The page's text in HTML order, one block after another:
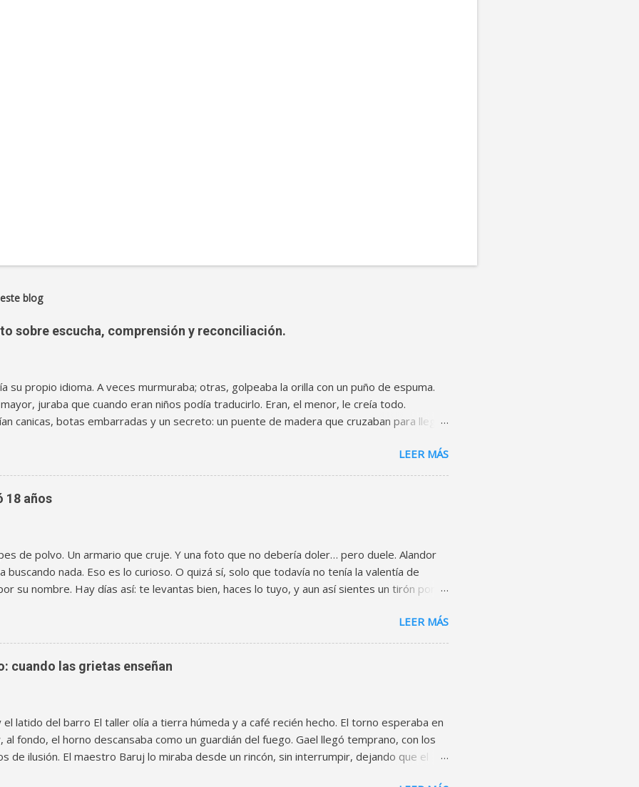
blog
sobre escucha, comprensión y reconciliación.
su propio idioma. A veces murmuraba; otras, golpeaba la orilla con un puño de espuma.
juraba que cuando eran niños podía traducirlo. Eran, el menor, le creía todo.
canicas, botas embarradas y un secreto: un puente de madera que cruzaban para llegar
el día de la gran discusión. No fue un huracán ni un rayo. Fue una frase dura, sin
la casa de la madre y quién debía hacerse cargo. Una frase que sonó como madera
Dos orillas y muchos calendarios El tiempo, ese albañil invisible, levantó muros con ladrillos
Samir se volvió exacto, casi técnico: horarios impecables, cuentas claras, emociones
cenas, mensajes no...
LEER MÁS
18 años
de polvo. Un armario que cruje. Y una foto que no debería doler… pero duele. Alandor
buscando nada. Eso es lo curioso. O quizá sí, solo que todavía no tenía la valentía de
su nombre. Hay días así: te levantas bien, haces lo tuyo, y aun así sientes un tirón por
que no se calla El armario del pasillo siempre fue un territorio extraño. Ahí viven manteles
usa, carpetas sin orden, y esa caja de zapatos que parece no pertenecer a ninguna
dice cuando en realidad quiere distraerse). La caja tenía el olor de los años guardados:
papel envejecido, un eco de colonia antigua que se quedó atrapado quién sabe
...
LEER MÁS
cuando las grietas enseñan
el latido del barro El taller olía a tierra húmeda y a café recién hecho. El torno esperaba en
al fondo, el horno descansaba como un guardián del fuego. Gael llegó temprano, con los
de ilusión. El maestro Baruj lo miraba desde un rincón, sin interrumpir, dejando que el